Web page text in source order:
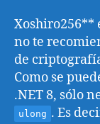
Xoshiro256**
no te
de
Como se
.NET 8, sólo
ulong . Es